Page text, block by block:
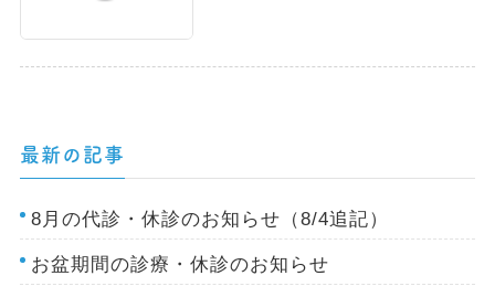
最新の記事
8月の代診・休診のお知らせ（8/4追記）
お盆期間の診療・休診のお知らせ